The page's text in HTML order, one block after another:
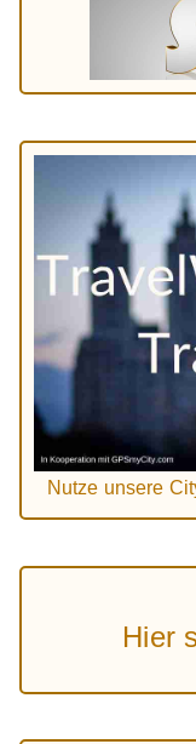
Nutze unsere
Hier